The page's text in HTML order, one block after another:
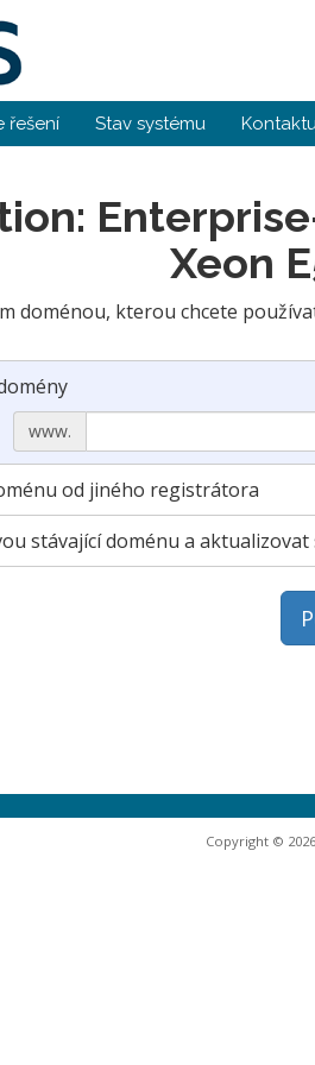
řešení Stav systému
Xeon
doménou, kterou chcete
www.
od jiného registrátora
stávající doménu a aktualizovat
Copyright ©